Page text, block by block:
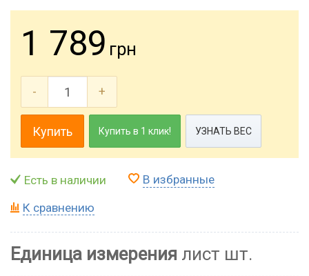
1 789 грн
- +
Купить Купить в 1 клик! УЗНАТЬ ВЕС
Есть в наличии В избранные
К сравнению
Единица измерения лист шт.